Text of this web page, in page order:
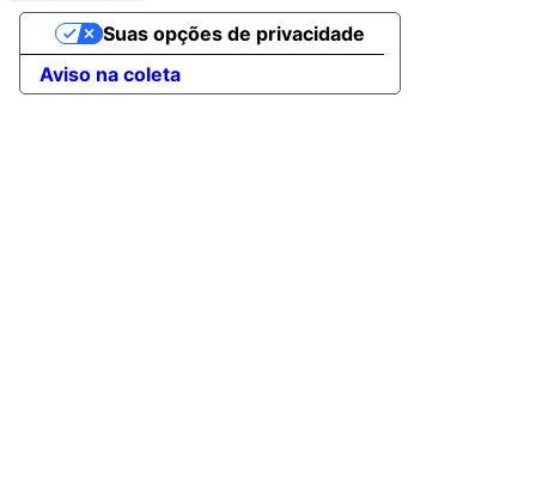
Aviso na coleta
Suas opções de privacidade